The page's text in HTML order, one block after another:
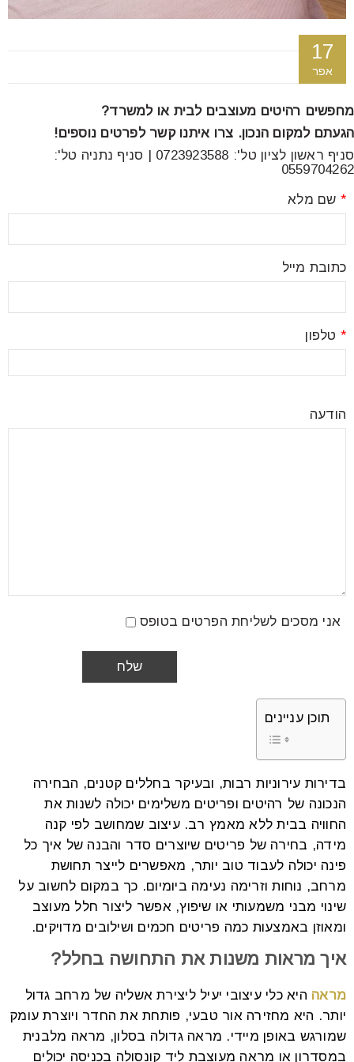
17
אפר
מחפשים רהיטים מעוצבים לבית או למשרד?
הגעתם למקום הנכון. צרו איתנו קשר לפרטים נוספים!
סניף ראשון לציון טל': 0723923588 | סניף נתניה טל':
0559704262
*
כתובת מייל
*
הודעה
אני מסכים לשליחת הפרטים בטופס
תוכן עניינים
בדירות עירוניות רבות, ובעיקר בחללים קטנים, הבחירה
הנכונה של רהיטים ופריטים משלימים יכולה לשנות את
החוויה בבית ללא מאמץ רב.עיצוב שמחושב לפי קנה
מידה, בחירה של פריטים שיוצרים סדר והבנה של איך כל
פינה יכולה לעבוד טוב יותר, מאפשרים לייצר תחושת
מרחב, נוחות וזרימה נעימה ביומיום. כך במקום לחשוב על
שינוי מבני משמעותי או שיפוץ, אפשר ליצור חלל מעוצב
ומאוזן באמצעות כמה פריטים חכמים ושילובים מדויקים.
איך מראות משנות את התחושה בחלל?
מראה היא כלי עיצובי יעיל ליצירת אשליה של מרחב גדול
יותר. היא מחזירה אור טבעי, פותחת את החדר ויוצרת עומק
שמורגש באופן מיידי. מראה גדולה בסלון, מראה מלבנית
במסדרון או מראה מעוצבת ליד קונסולה בכניסה יכולים
font_download
את
כל
האפשרויות